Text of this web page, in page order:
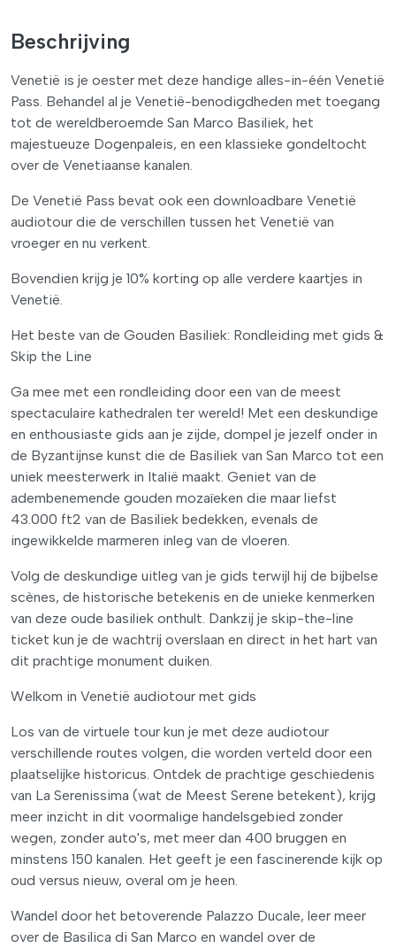
Beschrijving
Venetië is je oester met deze handige alles-in-één Venetië
Pass. Behandel al je Venetië-benodigdheden met toegang
tot de wereldberoemde San Marco Basiliek, het
majestueuze Dogenpaleis, en een klassieke gondeltocht
over de Venetiaanse kanalen.
De Venetië Pass bevat ook een downloadbare Venetië
audiotour die de verschillen tussen het Venetië van
vroeger en nu verkent.
Bovendien krijg je 10% korting op alle verdere kaartjes in
Venetië.
Het beste van de Gouden Basiliek: Rondleiding met gids &
Skip the Line
Ga mee met een rondleiding door een van de meest
spectaculaire kathedralen ter wereld! Met een deskundige
en enthousiaste gids aan je zijde, dompel je jezelf onder in
de Byzantijnse kunst die de Basiliek van San Marco tot een
uniek meesterwerk in Italië maakt. Geniet van de
adembenemende gouden mozaïeken die maar liefst
43.000 ft2 van de Basiliek bedekken, evenals de
ingewikkelde marmeren inleg van de vloeren.
Volg de deskundige uitleg van je gids terwijl hij de bijbelse
scènes, de historische betekenis en de unieke kenmerken
van deze oude basiliek onthult. Dankzij je skip-the-line
ticket kun je de wachtrij overslaan en direct in het hart van
dit prachtige monument duiken.
Welkom in Venetië audiotour met gids
Los van de virtuele tour kun je met deze audiotour
verschillende routes volgen, die worden verteld door een
plaatselijke historicus. Ontdek de prachtige geschiedenis
van La Serenissima (wat de Meest Serene betekent), krijg
meer inzicht in dit voormalige handelsgebied zonder
wegen, zonder auto's, met meer dan 400 bruggen en
minstens 150 kanalen. Het geeft je een fascinerende kijk op
oud versus nieuw, overal om je heen.
Wandel door het betoverende Palazzo Ducale, leer meer
over de Basilica di San Marco en wandel over de